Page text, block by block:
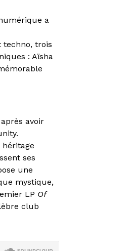
a
techno, trois
: Aïsha
avoir
héritage
ses
une
mystique,
LP Of
club